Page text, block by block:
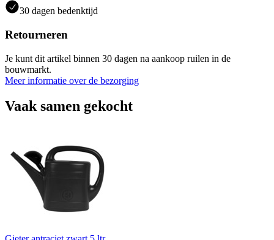
30 dagen bedenktijd
Retourneren
Je kunt dit artikel binnen 30 dagen na aankoop ruilen in de
bouwmarkt.
Meer informatie over de bezorging
Vaak samen gekocht